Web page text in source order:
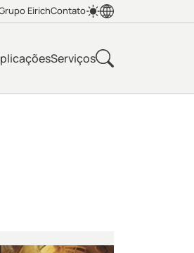
EirichContato
Serviços